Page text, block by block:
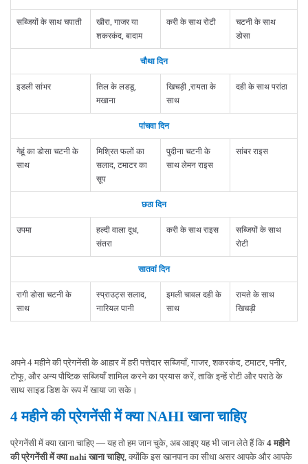
सब्जियों के साथ चपाती
खीरा, गाजर या
शकरकंद, बादाम
करी के साथ रोटी
चटनी के साथ
डोसा
चौथा दिन
इडली सांभर
तिल के लडडू,
मखाना
खिचड़ी ,रायता के
साथ
दही के साथ परांठा
पांचवा दिन
गेहूं का डोसा चटनी के
साथ
मिश्रित फलों का
सलाद, टमाटर का
सूप
पुदीना चटनी के
साथ लेमन राइस
सांबर राइस
छठा दिन
उपमा
हल्दी वाला दूध,
संतरा
करी के साथ राइस
सब्जियों के साथ
रोटी
सातवां दिन
रागी डोसा चटनी के
साथ
स्प्राउट्स सलाद,
नारियल पानी
इमली चावल दही के
साथ
रायते के साथ
खिचड़ी
अपने 4 महीने की प्रेगनेंसी के आहार में हरी पत्तेदार सब्जियाँ, गाजर, शकरकंद, टमाटर, पनीर,
टोफू, और अन्य पौष्टिक सब्जियाँ शामिल करने का प्रयास करें, ताकि इन्हें रोटी और पराठे के
साथ साइड डिश के रूप में खाया जा सके।
4 महीने की प्रेगनेंसी में क्या NAHI खाना चाहिए
प्रेगनेंसी में क्या खाना चाहिए — यह तो हम जान चुके, अब आइए यह भी जान लेते हैं कि 4 महीने
की प्रेगनेंसी में क्या nahi खाना चाहिए, क्योंकि इस खानपान का सीधा असर आपके और आपके